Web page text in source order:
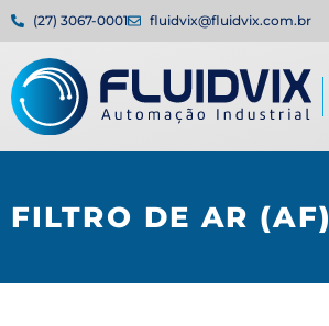
(27) 3067-0001 fluidvix@fluidvix.com.br
FILTRO DE AR (AF)